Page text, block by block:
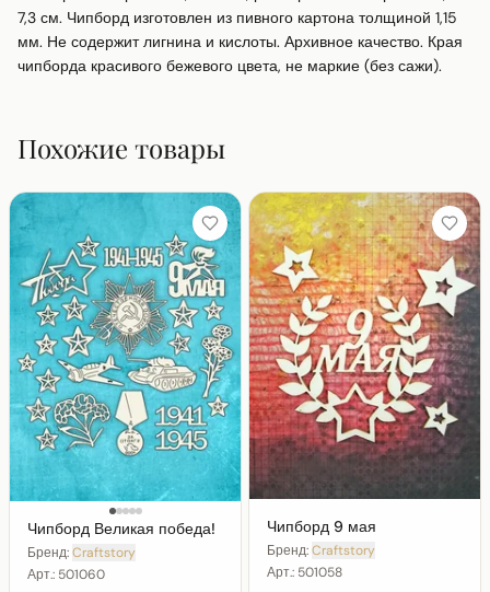
7,3 см. Чипборд изготовлен из пивного картона толщиной 1,15
мм. Не содержит лигнина и кислоты. Архивное качество. Края
чипборда красивого бежевого цвета, не маркие (без сажи).
Похожие товары
Чипборд Великая победа!
Бренд:Craftstory
Арт.: 501060
Чипборд 9 мая
Бренд:Craftstory
Арт.: 501058